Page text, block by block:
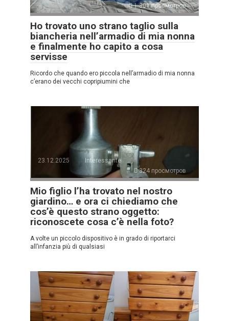
1.301 просмотров
Ho trovato uno strano taglio sulla
biancheria nell’armadio di mia nonna
e finalmente ho capito a cosa
servisse
Ricordo che quando ero piccola nell’armadio di mia nonna
c’erano dei vecchi copripiumini che
23.12.2025
Interessante
324 просмотров
Mio figlio l’ha trovato nel nostro
giardino… e ora ci chiediamo che
cos’è questo strano oggetto:
riconoscete cosa c’è nella foto?
A volte un piccolo dispositivo è in grado di riportarci
all’infanzia più di qualsiasi